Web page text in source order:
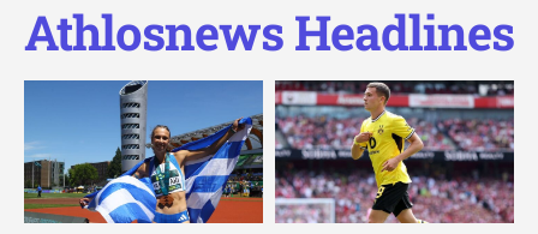
Athlosnews Headlines